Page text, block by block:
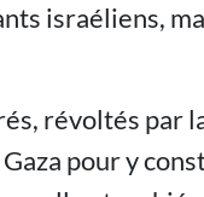
israéliens,
révoltés par
pour y